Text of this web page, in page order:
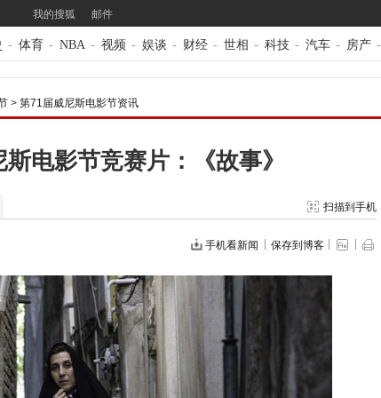
我的搜狐 邮件
- 体育 - NBA - 视频 - 娱谈 - 财经 - 世相 - 科技 - 汽车 - 房产 -
> 第71届威尼斯电影节资讯
电影节竞赛片：《故事》
扫描到手机
手机看新闻 保存到博客